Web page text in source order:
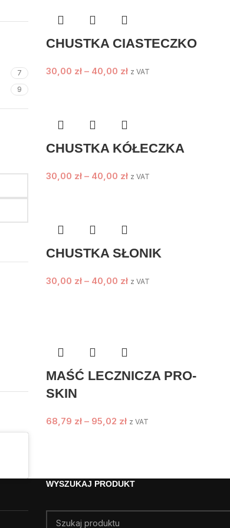
7
9
CHUSTKA CIASTECZKO
30,00 zł – 40,00 zł z VAT
CHUSTKA KÓŁECZKA
30,00 zł – 40,00 zł z VAT
CHUSTKA SŁONIK
30,00 zł – 40,00 zł z VAT
MAŚĆ LECZNICZA PRO-
SKIN
68,79 zł – 95,02 zł z VAT
WYSZUKAJ PRODUKT